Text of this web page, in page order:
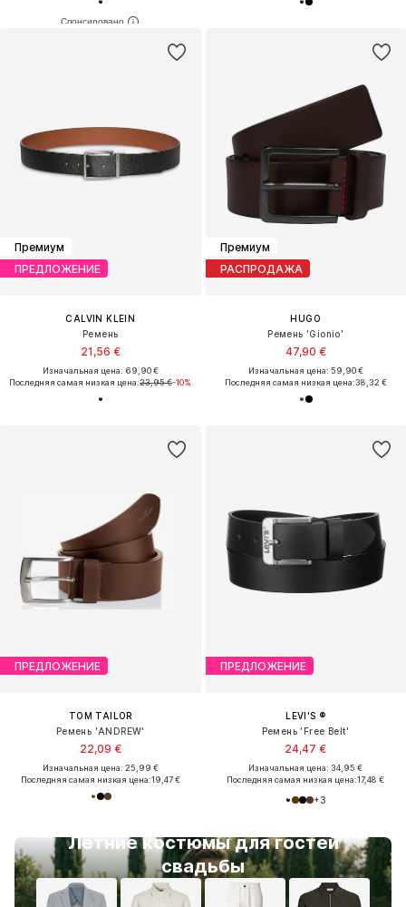
Премиум
ПРЕДЛОЖЕНИЕ
CALVIN KLEIN
Ремень
21,56 €
Изначальная цена: 69,90 €
Последняя самая низкая цена:23,95 €-10%
Премиум
РАСПРОДАЖА
HUGO
Ремень 'Gionio'
47,90 €
Изначальная цена: 59,90 €
Последняя самая низкая цена:38,32 €
ПРЕДЛОЖЕНИЕ
TOM TAILOR
Ремень 'ANDREW'
22,09 €
Изначальная цена: 25,99 €
Последняя самая низкая цена:19,47 €
Летние костюмы для гостей
свадьбы
ПРЕДЛОЖЕНИЕ
LEVI'S ®
Ремень 'Free Belt'
24,47 €
Изначальная цена: 34,95 €
Последняя самая низкая цена:17,48 €
+3